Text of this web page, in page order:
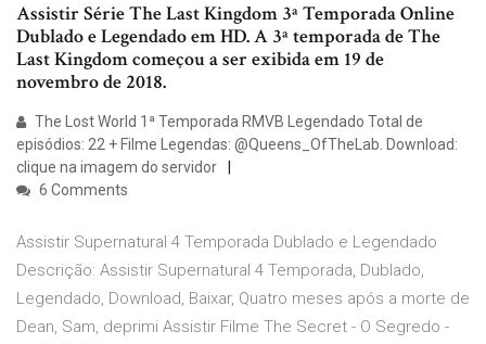
Assistir Série The Last Kingdom 3ª Temporada Online
Dublado e Legendado em HD. A 3ª temporada de The
Last Kingdom começou a ser exibida em 19 de
novembro de 2018.
The Lost World 1ª Temporada RMVB Legendado Total de
episódios: 22 + Filme Legendas: @Queens_OfTheLab. Download:
clique na imagem do servidor
6 Comments
Assistir Supernatural 4 Temporada Dublado e Legendado
Descrição: Assistir Supernatural 4 Temporada, Dublado,
Legendado, Download, Baixar, Quatro meses após a morte de
Dean, Sam, deprimi Assistir Filme The Secret - O Segredo -